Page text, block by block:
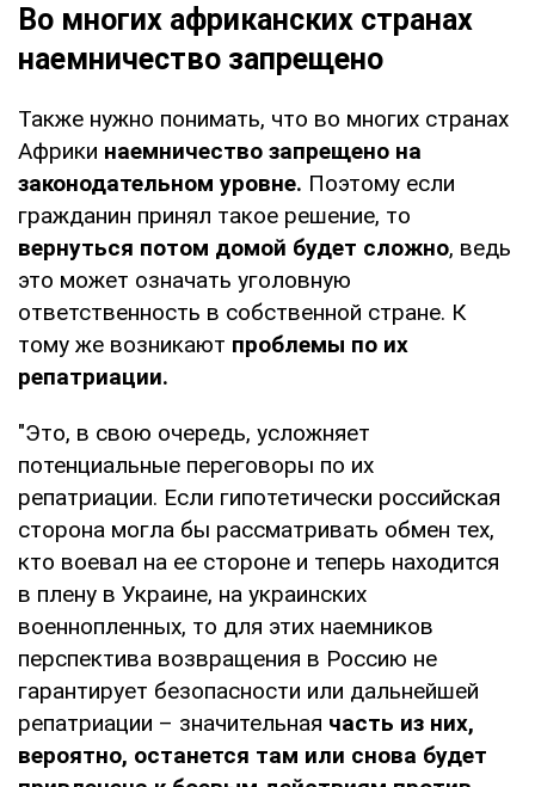
Во многих африканских странах
наемничество запрещено
Также нужно понимать, что во многих странах
Африки наемничество запрещено на
законодательном уровне. Поэтому если
гражданин принял такое решение, то
вернуться потом домой будет сложно, ведь
это может означать уголовную
ответственность в собственной стране. К
тому же возникают проблемы по их
репатриации.
"Это, в свою очередь, усложняет
потенциальные переговоры по их
репатриации. Если гипотетически российская
сторона могла бы рассматривать обмен тех,
кто воевал на ее стороне и теперь находится
в плену в Украине, на украинских
военнопленных, то для этих наемников
перспектива возвращения в Россию не
гарантирует безопасности или дальнейшей
репатриации – значительная часть из них,
вероятно, останется там или снова будет